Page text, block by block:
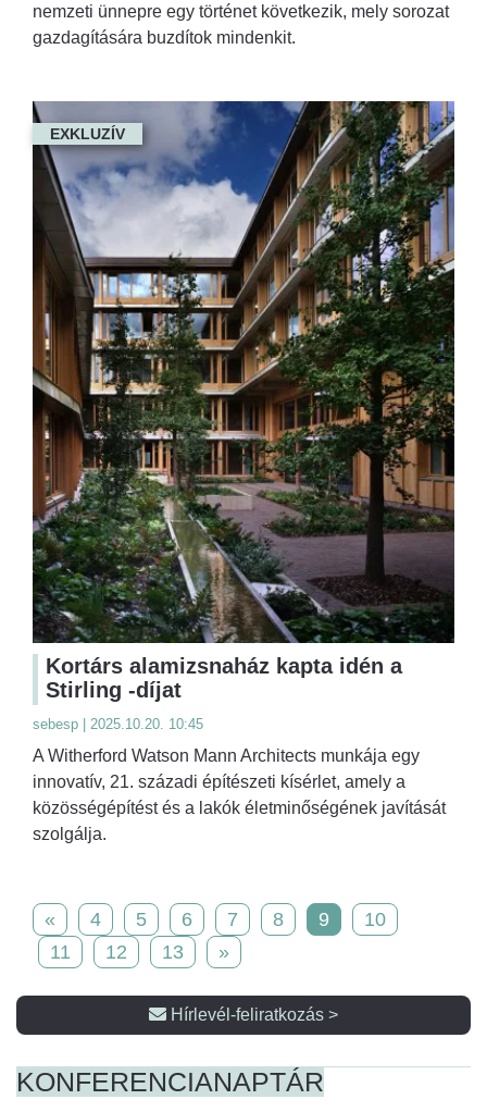
nemzeti ünnepre egy történet következik, mely sorozat
gazdagítására buzdítok mindenkit.
EXKLUZÍV
Kortárs alamizsnaház kapta idén a
Stirling -díjat
sebesp | 2025.10.20. 10:45
A Witherford Watson Mann Architects munkája egy
innovatív, 21. századi építészeti kísérlet, amely a
közösségépítést és a lakók életminőségének javítását
szolgálja.
« 4 5 6 7 8 9
10
11
12 13 »
Hírlevél-feliratkozás >
KONFERENCIANAPTÁR